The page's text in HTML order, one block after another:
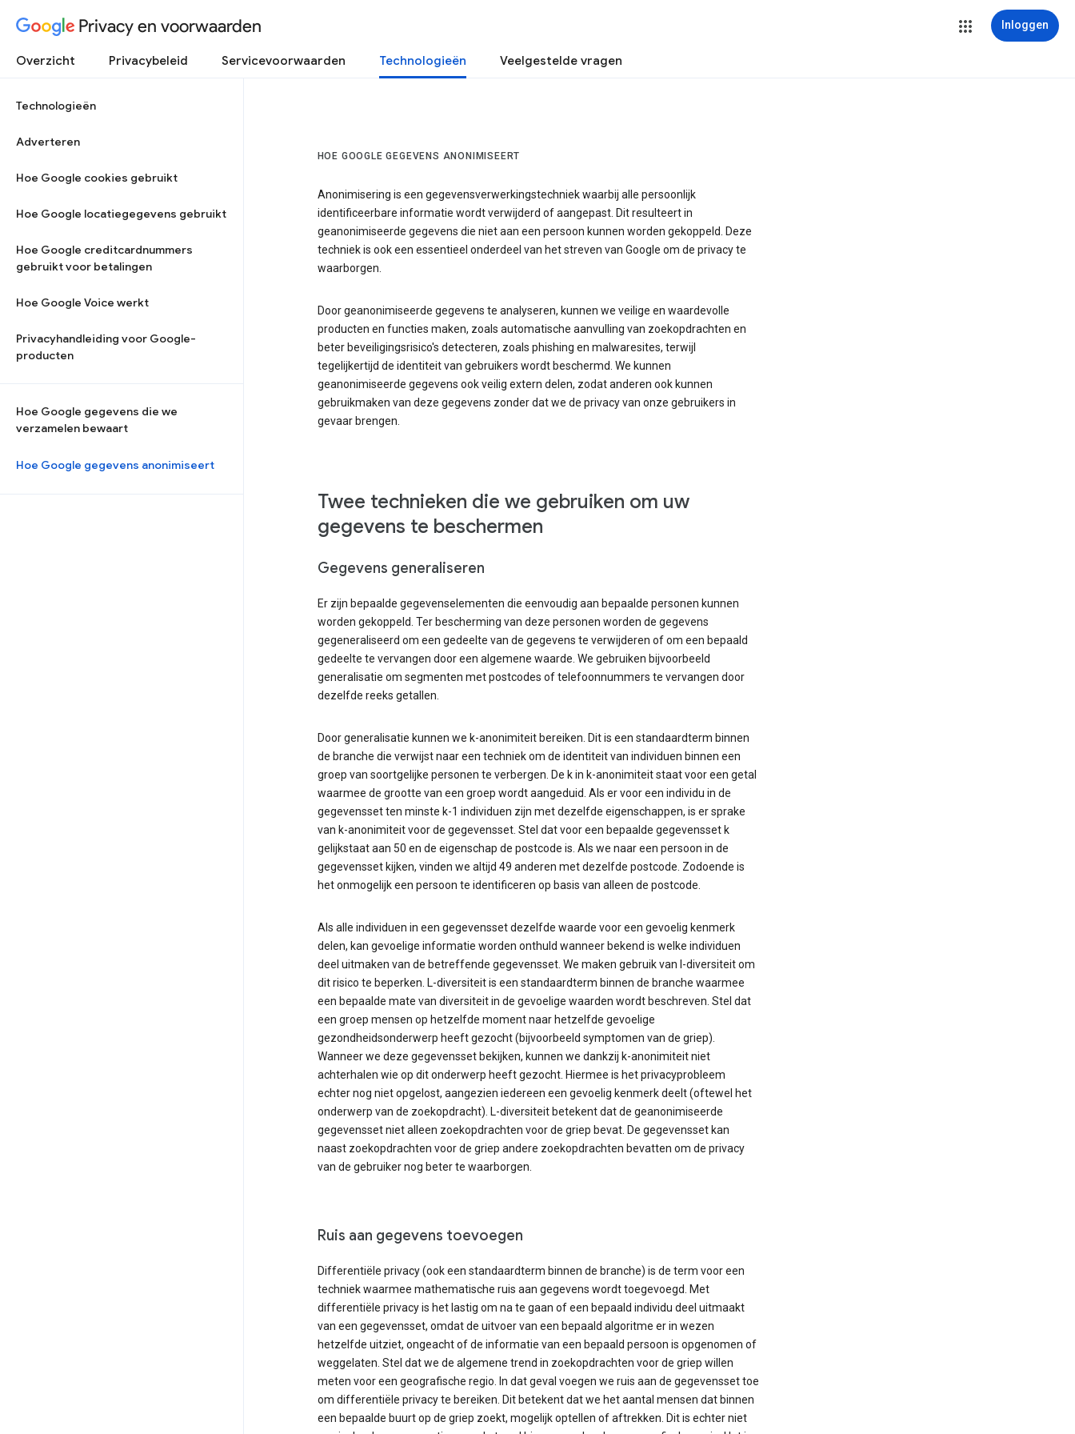
Privacy en voorwaarden Inloggen
Overzicht Privacybeleid Servicevoorwaarden Technologieën Veelgestelde vragen
Technologieën
Adverteren
Hoe Google cookies gebruikt
Hoe Google locatiegegevens gebruikt
Hoe Google creditcardnummers
gebruikt voor betalingen
Hoe Google Voice werkt
Privacyhandleiding voor Google-
producten
Hoe Google gegevens die we
verzamelen bewaart
Hoe Google gegevens anonimiseert
HOE GOOGLE GEGEVENS ANONIMISEERT
Anonimisering is een gegevensverwerkingstechniek waarbij alle persoonlijk
identificeerbare informatie wordt verwijderd of aangepast. Dit resulteert in
geanonimiseerde gegevens die niet aan een persoon kunnen worden gekoppeld. Deze
techniek is ook een essentieel onderdeel van het streven van Google om de privacy te
waarborgen.
Door geanonimiseerde gegevens te analyseren, kunnen we veilige en waardevolle
producten en functies maken, zoals automatische aanvulling van zoekopdrachten en
beter beveiligingsrisico's detecteren, zoals phishing en malwaresites, terwijl
tegelijkertijd de identiteit van gebruikers wordt beschermd. We kunnen
geanonimiseerde gegevens ook veilig extern delen, zodat anderen ook kunnen
gebruikmaken van deze gegevens zonder dat we de privacy van onze gebruikers in
gevaar brengen.
Twee technieken die we gebruiken om uw
gegevens te beschermen
Gegevens generaliseren
Er zijn bepaalde gegevenselementen die eenvoudig aan bepaalde personen kunnen
worden gekoppeld. Ter bescherming van deze personen worden de gegevens
gegeneraliseerd om een gedeelte van de gegevens te verwijderen of om een bepaald
gedeelte te vervangen door een algemene waarde. We gebruiken bijvoorbeeld
generalisatie om segmenten met postcodes of telefoonnummers te vervangen door
dezelfde reeks getallen.
Door generalisatie kunnen we k-anonimiteit bereiken. Dit is een standaardterm binnen
de branche die verwijst naar een techniek om de identiteit van individuen binnen een
groep van soortgelijke personen te verbergen. De k in k-anonimiteit staat voor een getal
waarmee de grootte van een groep wordt aangeduid. Als er voor een individu in de
gegevensset ten minste k-1 individuen zijn met dezelfde eigenschappen, is er sprake
van k-anonimiteit voor de gegevensset. Stel dat voor een bepaalde gegevensset k
gelijkstaat aan 50 en de eigenschap de postcode is. Als we naar een persoon in de
gegevensset kijken, vinden we altijd 49 anderen met dezelfde postcode. Zodoende is
het onmogelijk een persoon te identificeren op basis van alleen de postcode.
Als alle individuen in een gegevensset dezelfde waarde voor een gevoelig kenmerk
delen, kan gevoelige informatie worden onthuld wanneer bekend is welke individuen
deel uitmaken van de betreffende gegevensset. We maken gebruik van l-diversiteit om
dit risico te beperken. L-diversiteit is een standaardterm binnen de branche waarmee
een bepaalde mate van diversiteit in de gevoelige waarden wordt beschreven. Stel dat
een groep mensen op hetzelfde moment naar hetzelfde gevoelige
gezondheidsonderwerp heeft gezocht (bijvoorbeeld symptomen van de griep).
Wanneer we deze gegevensset bekijken, kunnen we dankzij k-anonimiteit niet
achterhalen wie op dit onderwerp heeft gezocht. Hiermee is het privacyprobleem
echter nog niet opgelost, aangezien iedereen een gevoelig kenmerk deelt (oftewel het
onderwerp van de zoekopdracht). L-diversiteit betekent dat de geanonimiseerde
gegevensset niet alleen zoekopdrachten voor de griep bevat. De gegevensset kan
naast zoekopdrachten voor de griep andere zoekopdrachten bevatten om de privacy
van de gebruiker nog beter te waarborgen.
Ruis aan gegevens toevoegen
Differentiële privacy (ook een standaardterm binnen de branche) is de term voor een
techniek waarmee mathematische ruis aan gegevens wordt toegevoegd. Met
differentiële privacy is het lastig om na te gaan of een bepaald individu deel uitmaakt
van een gegevensset, omdat de uitvoer van een bepaald algoritme er in wezen
hetzelfde uitziet, ongeacht of de informatie van een bepaald persoon is opgenomen of
weggelaten. Stel dat we de algemene trend in zoekopdrachten voor de griep willen
meten voor een geografische regio. In dat geval voegen we ruis aan de gegevensset toe
om differentiële privacy te bereiken. Dit betekent dat we het aantal mensen dat binnen
een bepaalde buurt op de griep zoekt, mogelijk optellen of aftrekken. Dit is echter niet